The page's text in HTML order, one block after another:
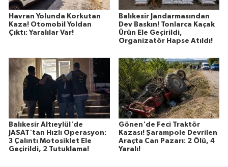
Havran Yolunda Korkutan
Kaza! Otomobil Yoldan
Çıktı: Yaralılar Var!
Balıkesir Jandarmasından
Dev Baskın! Tonlarca Kaçak
Ürün Ele Geçirildi,
Organizatör Hapse Atıldı!
Balıkesir Altıeylül'de
JASAT'tan Hızlı Operasyon:
3 Çalıntı Motosiklet Ele
Geçirildi, 2 Tutuklama!
Gönen'de Feci Traktör
Kazası! Şarampole Devrilen
Araçta Can Pazarı: 2 Ölü, 4
Yaralı!